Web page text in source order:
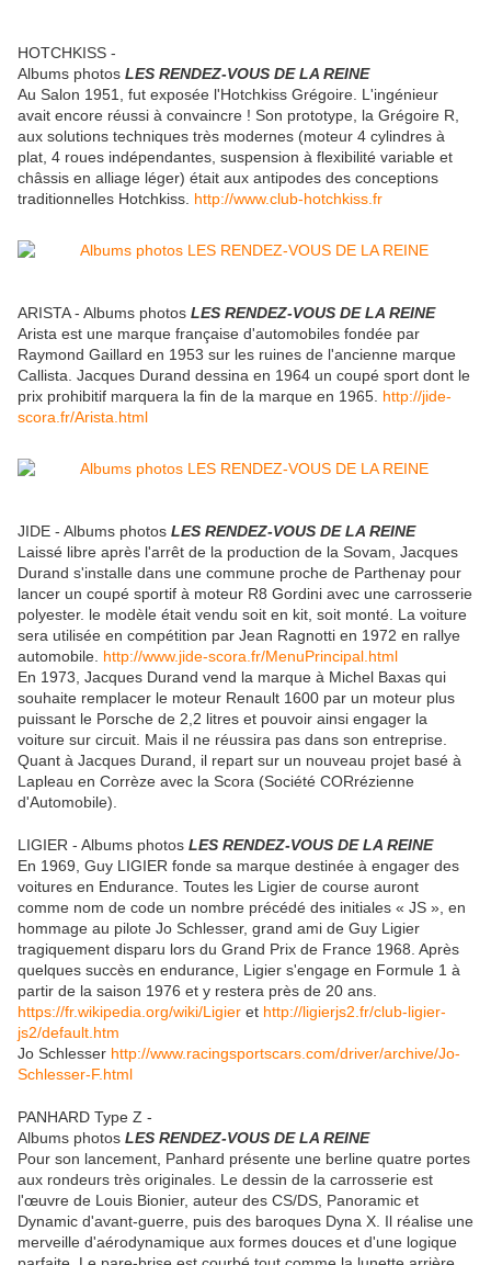
HOTCHKISS -
Albums photos LES RENDEZ-VOUS DE LA REINE
Au Salon 1951, fut exposée l'Hotchkiss Grégoire. L'ingénieur
avait encore réussi à convaincre ! Son prototype, la Grégoire R,
aux solutions techniques très modernes (moteur 4 cylindres à
plat, 4 roues indépendantes, suspension à flexibilité variable et
châssis en alliage léger) était aux antipodes des conceptions
traditionnelles Hotchkiss. http://www.club-hotchkiss.fr
ARISTA - Albums photos LES RENDEZ-VOUS DE LA REINE
Arista est une marque française d'automobiles fondée par
Raymond Gaillard en 1953 sur les ruines de l'ancienne marque
Callista. Jacques Durand dessina en 1964 un coupé sport dont le
prix prohibitif marquera la fin de la marque en 1965. http://jide-
scora.fr/Arista.html
JIDE - Albums photos LES RENDEZ-VOUS DE LA REINE
Laissé libre après l'arrêt de la production de la Sovam, Jacques
Durand s'installe dans une commune proche de Parthenay pour
lancer un coupé sportif à moteur R8 Gordini avec une carrosserie
polyester. le modèle était vendu soit en kit, soit monté. La voiture
sera utilisée en compétition par Jean Ragnotti en 1972 en rallye
automobile. http://www.jide-scora.fr/MenuPrincipal.html
En 1973, Jacques Durand vend la marque à Michel Baxas qui
souhaite remplacer le moteur Renault 1600 par un moteur plus
puissant le Porsche de 2,2 litres et pouvoir ainsi engager la
voiture sur circuit. Mais il ne réussira pas dans son entreprise.
Quant à Jacques Durand, il repart sur un nouveau projet basé à
Lapleau en Corrèze avec la Scora (Société CORrézienne
d'Automobile).
LIGIER - Albums photos LES RENDEZ-VOUS DE LA REINE
En 1969, Guy LIGIER fonde sa marque destinée à engager des
voitures en Endurance. Toutes les Ligier de course auront
comme nom de code un nombre précédé des initiales « JS », en
hommage au pilote Jo Schlesser, grand ami de Guy Ligier
tragiquement disparu lors du Grand Prix de France 1968. Après
quelques succès en endurance, Ligier s'engage en Formule 1 à
partir de la saison 1976 et y restera près de 20 ans.
https://fr.wikipedia.org/wiki/Ligier et http://ligierjs2.fr/club-ligier-
js2/default.htm
Jo Schlesser http://www.racingsportscars.com/driver/archive/Jo-
Schlesser-F.html
PANHARD Type Z -
Albums photos LES RENDEZ-VOUS DE LA REINE
Pour son lancement, Panhard présente une berline quatre portes
aux rondeurs très originales. Le dessin de la carrosserie est
l'œuvre de Louis Bionier, auteur des CS/DS, Panoramic et
Dynamic d'avant-guerre, puis des baroques Dyna X. Il réalise une
merveille d'aérodynamique aux formes douces et d'une logique